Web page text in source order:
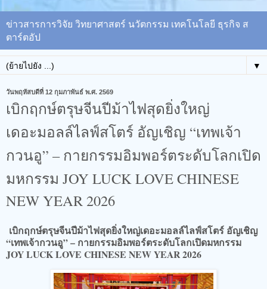
ข่าวสารการวิจัย วิทยาศาสตร์ นวัตกรรม เทคโนโลยี ธุรกิจ ส
ตาร์ตอัป
▼
วันพฤหัสบดีที่ 12 กุมภาพันธ์ พ.ศ. 2569
เบิกฤกษ์ตรุษจีนปีม้าไฟสุดยิ่งใหญ่
เดอะมอลล์ไลฟ์สโตร์ อัญเชิญ “เทพเจ้า
กวนอู” – กายกรรมอิมพอร์ตระดับโลกเปิด
มหกรรม JOY LUCK LOVE CHINESE
NEW YEAR 2026
เบิกฤกษ์ตรุษจีนปีม้าไฟสุดยิ่งใหญ่เดอะมอลล์ไลฟ์สโตร์ อัญเชิญ
“เทพเจ้ากวนอู” – กายกรรมอิมพอร์ตระดับโลกเปิดมหกรรม
JOY LUCK LOVE CHINESE NEW YEAR 2026